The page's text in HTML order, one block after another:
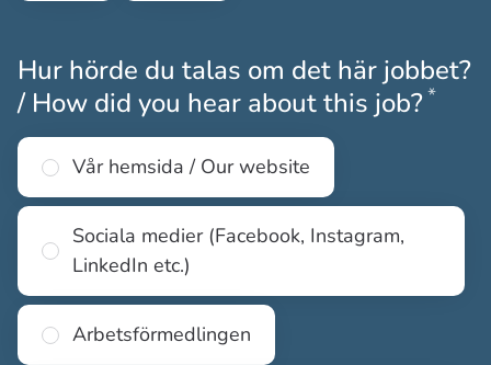
Hur hörde du talas om det här jobbet?
/ How did you hear about this job?*
Vår hemsida / Our website
Sociala medier (Facebook, Instagram,
LinkedIn etc.)
Arbetsförmedlingen